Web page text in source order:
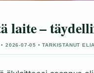
laite –
2026-07-05 • TARKISTANUT